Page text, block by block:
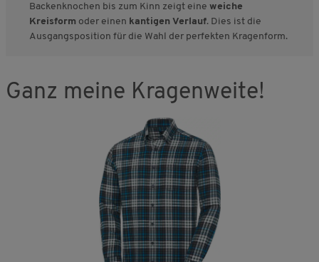
Backenknochen bis zum Kinn zeigt eineweiche
Kreisform oder einen kantigen Verlauf. Dies ist die
Ausgangsposition für die Wahl der perfekten Kragenform.
Ganz meine Kragenweite!